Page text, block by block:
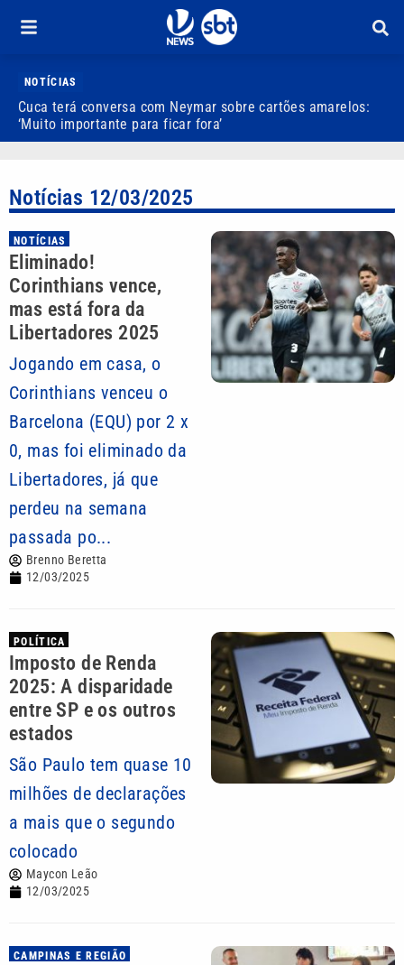
NOTÍCIAS
Cuca terá conversa com Neymar sobre cartões amarelos:
‘Muito importante para ficar fora’
Notícias 12/03/2025
NOTÍCIAS
Eliminado!
Corinthians vence,
mas está fora da
Libertadores 2025
Jogando em casa, o
Corinthians venceu o
Barcelona (EQU) por 2 x
0, mas foi eliminado da
Libertadores, já que
perdeu na semana
passada po...
Brenno Beretta
12/03/2025
POLÍTICA
Imposto de Renda
2025: A disparidade
entre SP e os outros
estados
São Paulo tem quase 10
milhões de declarações
a mais que o segundo
colocado
Maycon Leão
12/03/2025
CAMPINAS E REGIÃO